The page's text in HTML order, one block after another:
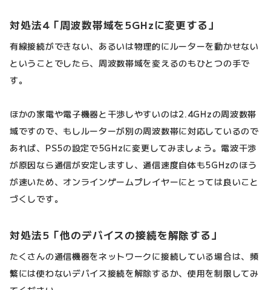
対処法4「周波数帯域を5GHzに変更する」
有線接続ができない、あるいは物理的にルーターを動かせない
ということでしたら、周波数帯域を変えるのもひとつの手で
す。
ほかの家電や電子機器と干渉しやすいのは2.4GHzの周波数帯
域ですので、もしルーターが別の周波数帯に対応しているので
あれば、PS5の設定で5GHzに変更してみましょう。電波干渉
が原因なら通信が安定しますし、通信速度自体も5GHzのほう
が速いため、オンラインゲームプレイヤーにとっては良いこと
づくしです。
対処法5「他のデバイスの接続を解除する」
たくさんの通信機器をネットワークに接続している場合は、頻
繁には使わないデバイス接続を解除するか、使用を制限してみ